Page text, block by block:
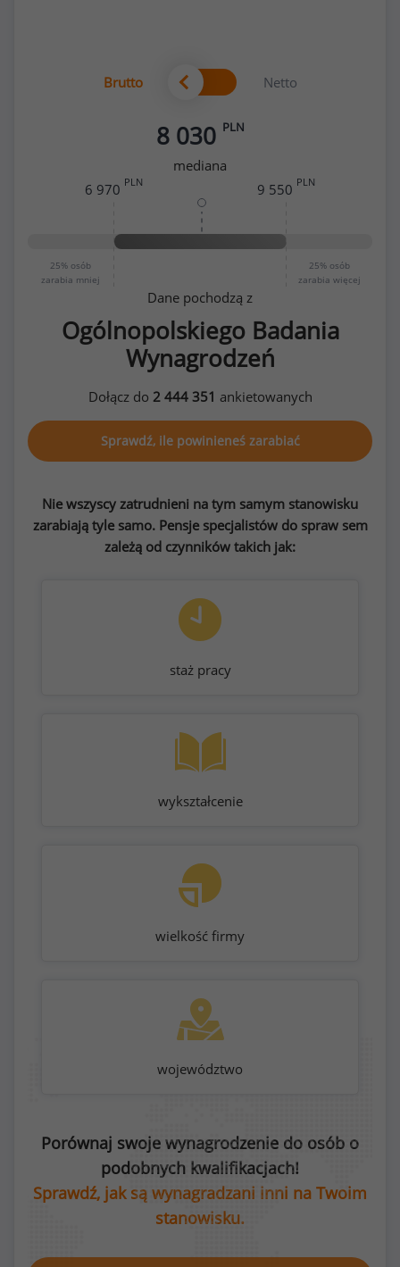
Brutto Netto
8 030 PLN
mediana
25% osób
zarabia mniej
25% osób
zarabia więcej
6 970 PLN 9 550 PLN
Dane pochodzą z
Ogólnopolskiego Badania
Wynagrodzeń
Dołącz do 2 444 351 ankietowanych
Sprawdź, ile powinieneś zarabiać
Nie wszyscy zatrudnieni na tym samym stanowisku
zarabiają tyle samo. Pensje specjalistów do spraw sem
zależą od czynników takich jak:
staż pracy
wykształcenie
wielkość firmy
województwo
Porównaj swoje wynagrodzenie do osób o
podobnych kwalifikacjach!
Sprawdź, jak są wynagradzani inni na Twoim
stanowisku.